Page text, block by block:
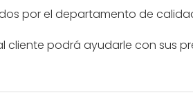
por el departamento de
cliente podrá ayudarle con sus